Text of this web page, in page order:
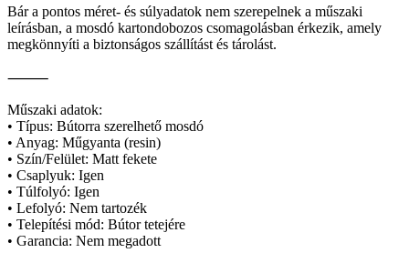
Bár a pontos méret- és súlyadatok nem szerepelnek a műszaki
leírásban, a mosdó kartondobozos csomagolásban érkezik, amely
megkönnyíti a biztonságos szállítást és tárolást.
⸻
Műszaki adatok:
• Típus: Bútorra szerelhető mosdó
• Anyag: Műgyanta (resin)
• Szín/Felület: Matt fekete
• Csaplyuk: Igen
• Túlfolyó: Igen
• Lefolyó: Nem tartozék
• Telepítési mód: Bútor tetejére
• Garancia: Nem megadott